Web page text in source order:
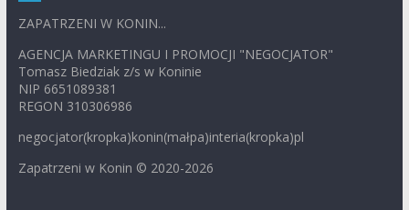
ZAPATRZENI W KONIN...
AGENCJA MARKETINGU I PROMOCJI "NEGOCJATOR"
Tomasz Biedziak z/s w Koninie
NIP 6651089381
REGON 310306986
negocjator(kropka)konin(małpa)interia(kropka)pl
Zapatrzeni w Konin © 2020-2026